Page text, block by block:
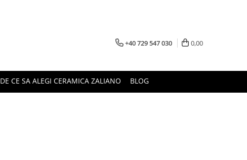
+40 729 547 030 0,00
DE CE SA ALEGI CERAMICA ZALIANO BLOG